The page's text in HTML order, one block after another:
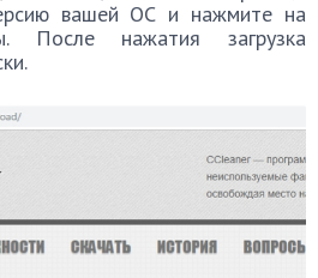
вашей ОС и нажмите на
После нажатия загрузка